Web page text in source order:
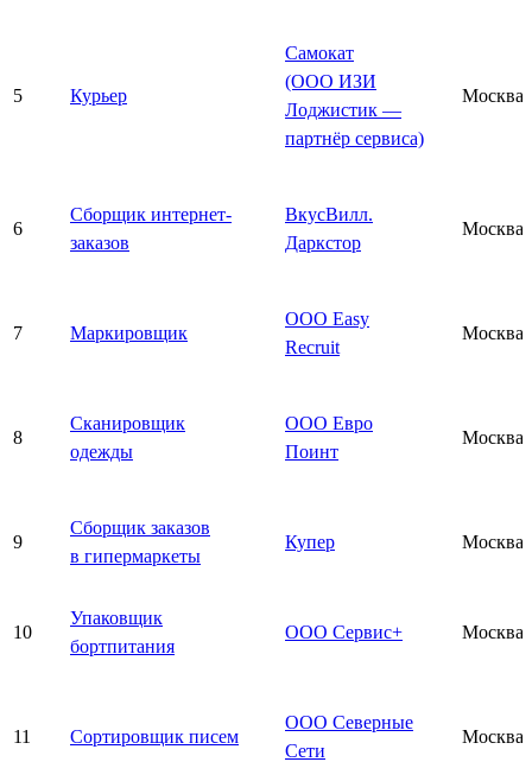
5 Курьер
Самокат
(ООО ИЗИ
Лоджистик —
партнёр сервиса)
Москва
6
Сборщик интернет-
заказов
ВкусВилл.
Даркстор
Москва
7 Маркировщик
ООО Easy
Recruit
Москва
8
Сканировщик
одежды
ООО Евро
Поинт
Москва
9
Сборщик заказов
в гипермаркеты
Купер Москва
10
Упаковщик
бортпитания
ООО Сервис+ Москва
11 Сортировщик писем
ООО Северные
Сети
Москва